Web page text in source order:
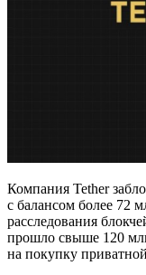
Компания Tether
с балансом более 72
расследования
прошло свыше 120
на покупку